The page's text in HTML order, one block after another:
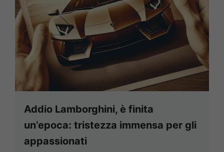
Addio Lamborghini, è finita
un’epoca: tristezza immensa per gli
appassionati